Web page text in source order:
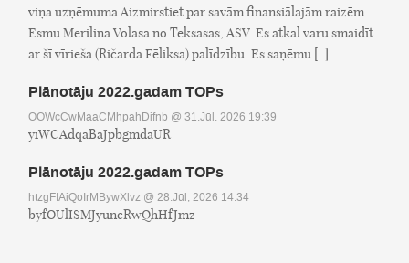
viņa uzņēmuma Aizmirstiet par savām finansiālajām raizēm
Esmu Merilina Volasa no Teksasas, ASV. Es atkal varu smaidīt
ar šī vīrieša (Ričarda Fēliksa) palīdzību. Es saņēmu [..]
Plānotāju 2022.gadam TOPs
OOWcCwMaaCMhpahDifnb @ 31.Jūl, 2026 19:39
yiWCAdqaBaJpbgmdaUR
Plānotāju 2022.gadam TOPs
htzgFIAiQoIrMBywXlvz @ 28.Jūl, 2026 14:34
byfOUlISMJyuncRwQhHfJmz